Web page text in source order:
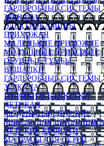
ГАРДЕРОБНЫЕ СИСТЕМЫ
ЗЕРКАЛА
ЭЛЕКТРОКАМИНЫ
ПРИХОЖАЯ
МАЛЕНЬКИЕ ПРИХОЖИЕ
МОДУЛЬНЫЕ ПРИХОЖИЕ
ОБУВНЫЕ ТУМБЫ
ВЕШАЛКИ
ГАРДЕРОБНЫЕ СИСТЕМЫ
ЗЕРКАЛА
ПУФИКИ И БАНКЕТКИ
ДЕТСКАЯ
МОДУЛЬНЫЕ ДЕТСКИЕ
МЕБЕЛЬ ДЛЯ
ДЕТСКИЕ КРОВАТИ
МАТРАСЫ ДЛЯ ДЕТЕЙ